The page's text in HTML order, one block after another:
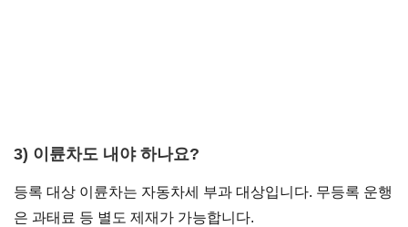
3) 이륜차도 내야 하나요?
등록 대상 이륜차는 자동차세 부과 대상입니다. 무등록 운행
은 과태료 등 별도 제재가 가능합니다.